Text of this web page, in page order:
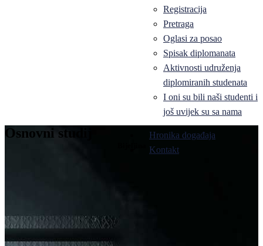
Registracija
Pretraga
Oglasi za posao
Spisak diplomanata
Aktivnosti udruženja
diplomiranih studenata
I oni su bili naši studenti i
još uvijek su sa nama
Hronika događaja
Kontakt
Osnovni studij